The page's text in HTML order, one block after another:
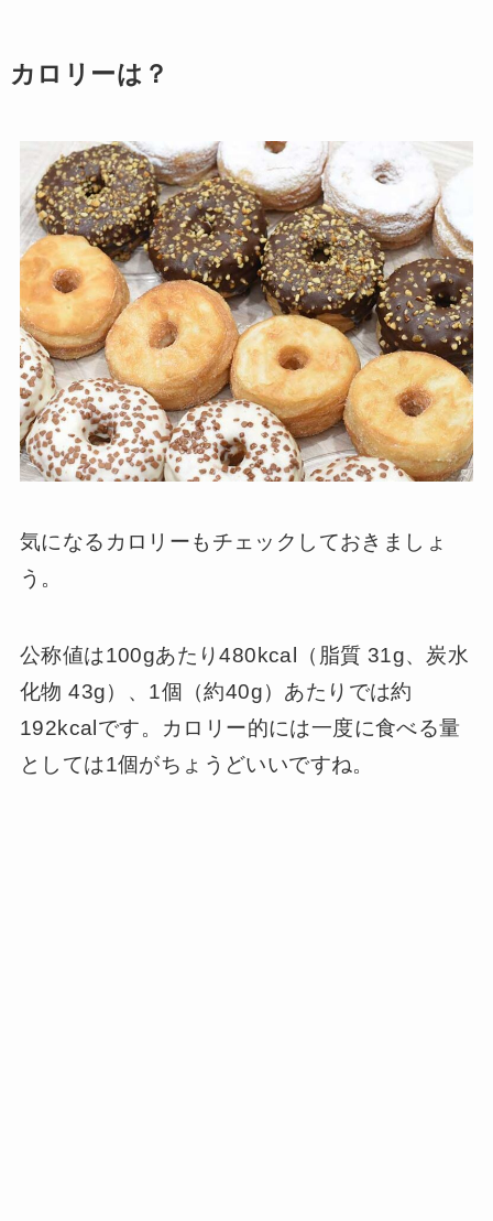
カロリーは？
気になるカロリーもチェックしておきましょ
う。
公称値は100gあたり480kcal（脂質 31g、炭水
化物 43g）、1個（約40g）あたりでは約
192kcalです。カロリー的には一度に食べる量
としては1個がちょうどいいですね。